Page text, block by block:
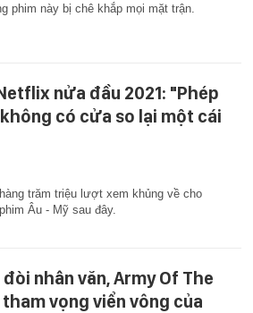
phim này bị chê khắp mọi mặt trận.
nửa đầu 2021: "Phép
có cửa so lại một cái
trăm triệu lượt xem khủng về cho
Âu - Mỹ sau đây.
nhân văn, Army Of The
vọng viển vông của